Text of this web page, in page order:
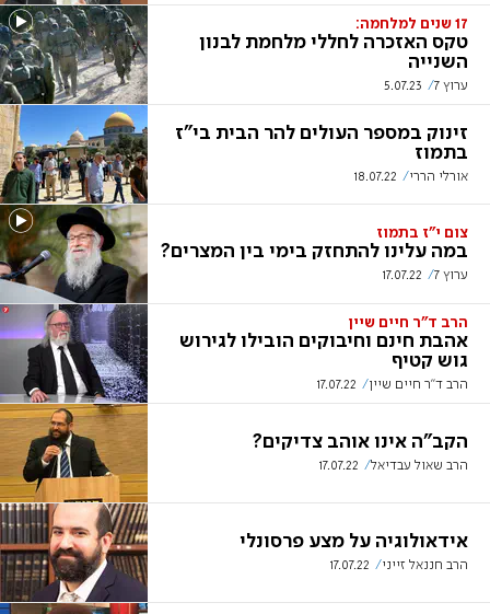
17 שנים למלחמה:
טקס האזכרה לחללי מלחמת לבנון
השנייה
ערוץ 7 5.07.23
זינוק במספר העולים להר הבית בי"ז
בתמוז
אורלי הררי 18.07.22
צום י"ז בתמוז
במה עלינו להתחזק בימי בין המצרים?
ערוץ 7 17.07.22
הרב ד"ר חיים שיין
אהבת חינם וחיבוקים הובילו לגירוש
גוש קטיף
הרב ד"ר חיים שיין 17.07.22
הקב"ה אינו אוהב צדיקים?
הרב שאול עבדיאל 17.07.22
אידאולוגיה על מצע פרסונלי
הרב חננאל זייני 17.07.22